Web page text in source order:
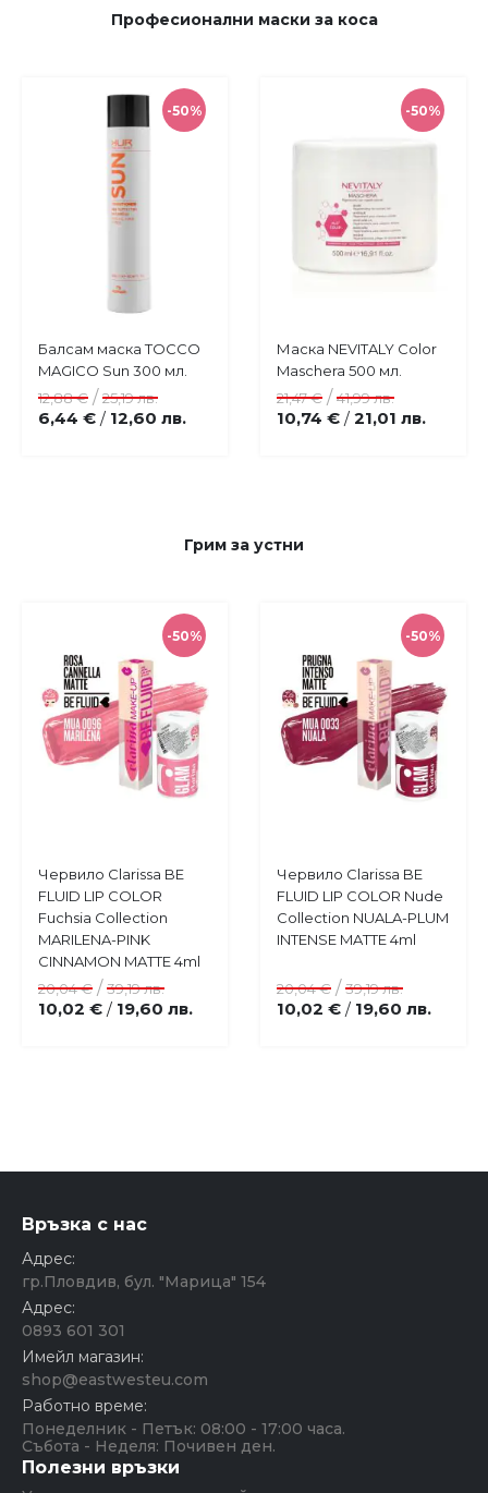
Професионални маски за коса
-50%
Добави
в
любими
Купи
Балсам маска TOCCO
MAGICO Sun 300 мл.
6,44 € / 12,60 лв.
12,88 € /25,19 лв.
-50%
в
любими
Купи
Маска NEVITALY Color
Maschera 500 мл.
10,74 € / 21,01 лв.
21,47 € /41,99 лв.
Грим за устни
-50%
Добави
в
любими
Купи
Червило Clarissa BE
FLUID LIP COLOR
Fuchsia Collection
MARILENA-PINK
CINNAMON MATTE 4ml
10,02 € / 19,60 лв.
20,04 € /39,19 лв.
-50%
Добави
в
любими
Купи
Червило Clarissa BE
FLUID LIP COLOR Nude
Collection NUALA-PLUM
INTENSE MATTE 4ml
10,02 € / 19,60 лв.
20,04 € /39,19 лв.
Връзка с нас
Адрес:
гр.Пловдив, бул. "Марица" 154
Адрес:
0893 601 301
Имейл магазин:
shop@eastwesteu.com
Работно време:
Понеделник - Петък: 08:00 - 17:00 часа.
Събота - Неделя: Почивен ден.
Полезни връзки